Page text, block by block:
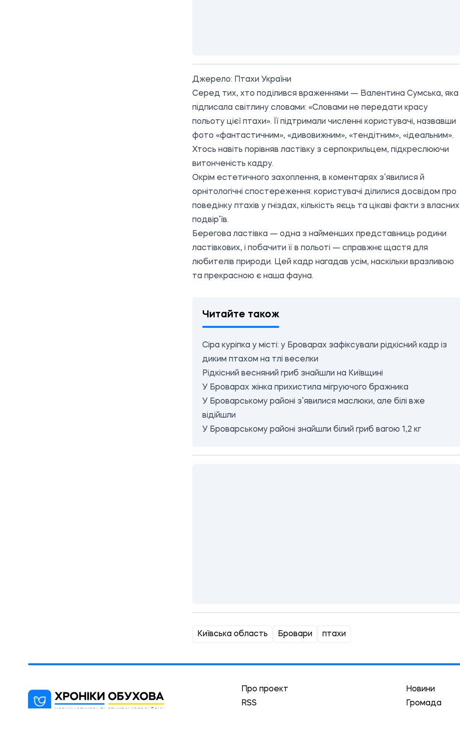
Джерело:
Птахи України
Серед тих, хто поділився враженнями — Валентина Сумська, яка
підписала світлину словами: «Словами не передати красу
польоту цієї птахи». Її підтримали численні користувачі, назвавши
фото «фантастичним», «дивовижним», «тендітним», «ідеальним».
Хтось навіть порівняв ластівку з серпокрильцем, підкреслюючи
витонченість кадру.
Окрім естетичного захоплення, в коментарях з’явилися й
орнітологічні спостереження: користувачі ділилися досвідом про
поведінку птахів у гніздах, кількість яєць та цікаві факти з власних
подвір’їв.
Берегова ластівка — одна з найменших представниць родини
ластівкових, і побачити її в польоті — справжнє щастя для
любителів природи. Цей кадр нагадав усім, наскільки вразливою
та прекрасною є наша фауна.
Читайте також
Сіра куріпка у місті: у Броварах зафіксували рідкісний кадр із
диким птахом на тлі веселки
Рідкісний весняний гриб знайшли на Київщині
У Броварах жінка прихистила мігруючого бражника
У Броварському районі з’явилися маслюки, але білі вже
відійшли
У Броварському районі знайшли білий гриб вагою 1,2 кг
Київська область Бровари птахи
Про проект
RSS
Новини
Громада